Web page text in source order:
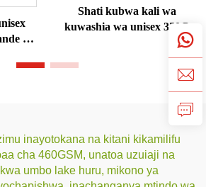
wa
Shati kubwa kali wa
kuwashia wa unisex 350G
inayotokana na kitani kikamilifu
cha 460GSM, unatoa uzuiaji na
umbo lake huru, mikono ya